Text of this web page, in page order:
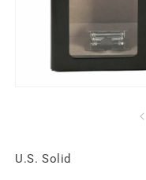
παράθυρο
U.S. Solid